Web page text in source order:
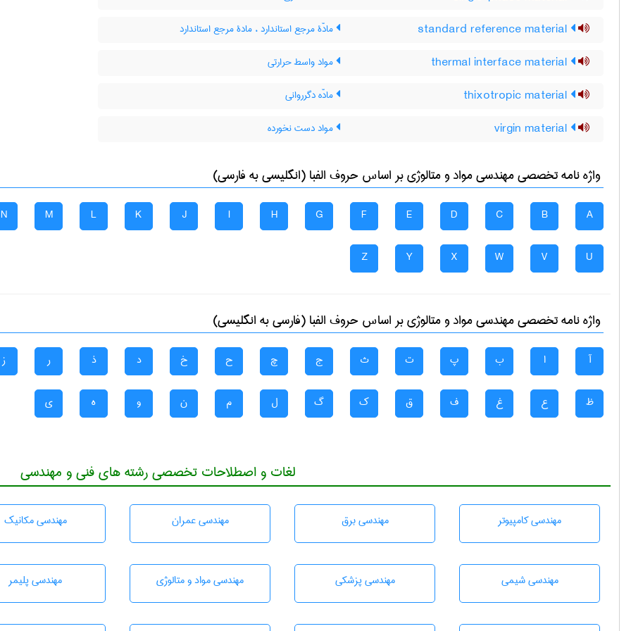
مادّۀ مرجع استاندارد ، مادۀ مرجع استاندارد
مواد واسط حرارتی
مادّه دگرروانی
مواد دست نخورده
واژه نامه تخصصیمهندسی مواد و متالوژیبر اساس حروف الفبا (انگلیسی به فارسی)
A
B
C
D
E
F
G
H
I
J
K
L
M
N
U
V
W
X
Y
Z
واژه نامه تخصصیمهندسی مواد و متالوژیبر اساس حروف الفبا (فارسی به انگلیسی)
آ ا ب پ ت ث ج چ ح خ د ذ ر ز
ظ ع غ ف ق ک گ ل م ن و ه ی
لغات و اصطلاحات تخصصی رشته های فنی و مهندسی
مهندسی كامپيوتر مهندسی برق مهندسی عمران مهندسی مکانیک
مهندسي شيمی مهندسی پزشکی مهندسی مواد و متالوژی مهندسی پليمر